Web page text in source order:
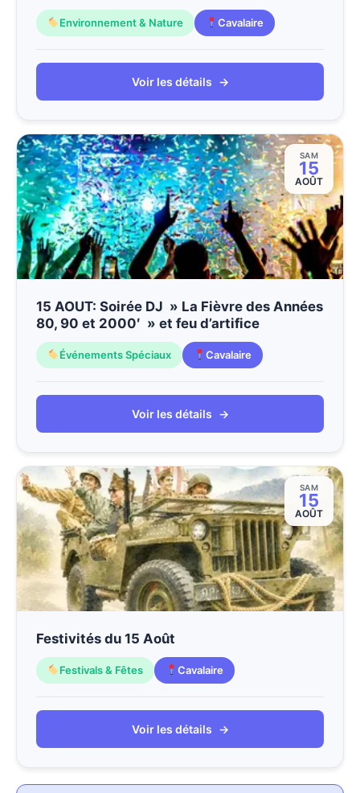
Environnement & Nature Cavalaire
Voir les détails →
SAM
15
AOÛT
15 AOUT: Soirée DJ » La Fièvre des Années
80, 90 et 2000′ » et feu d’artifice
Événements Spéciaux Cavalaire
Voir les détails →
SAM
15
AOÛT
Festivités du 15 Août
Festivals & Fêtes Cavalaire
Voir les détails →